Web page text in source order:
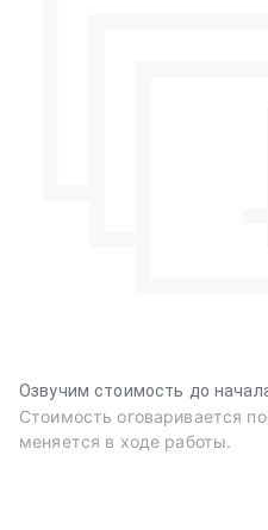
Озвучим стоимость до
Стоимость оговаривается
меняется в ходе работы.